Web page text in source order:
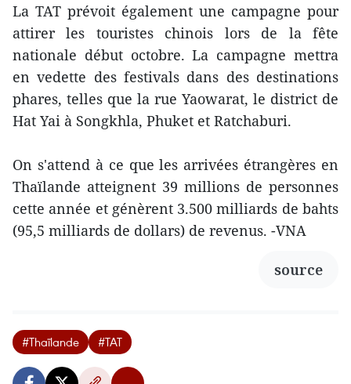
La TAT prévoit également une campagne pour
attirer les touristes chinois lors de la fête
nationale début octobre. La campagne mettra
en vedette des festivals dans des destinations
phares, telles que la rue Yaowarat, le district de
Hat Yai à Songkhla, Phuket et Ratchaburi.
On s'attend à ce que les arrivées étrangères en
Thaïlande atteignent 39 millions de personnes
cette année et génèrent 3.500 milliards de bahts
(95,5 milliards de dollars) de revenus. -VNA
source
#Thaïlande #TAT